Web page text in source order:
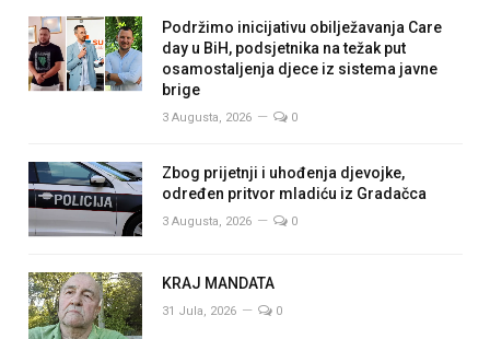
Podržimo inicijativu obilježavanja Care
day u BiH, podsjetnika na težak put
osamostaljenja djece iz sistema javne
brige
3 Augusta, 2026 0
Zbog prijetnji i uhođenja djevojke,
određen pritvor mladiću iz Gradačca
3 Augusta, 2026 0
KRAJ MANDATA
31 Jula, 2026 0